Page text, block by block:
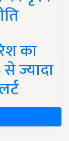
का
ज्यादा